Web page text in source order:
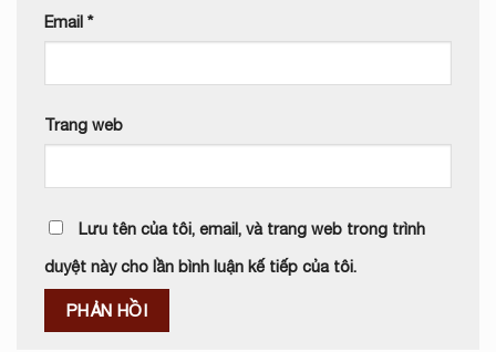
Email *
Trang web
Lưu tên của tôi, email, và trang web trong trình
duyệt này cho lần bình luận kế tiếp của tôi.